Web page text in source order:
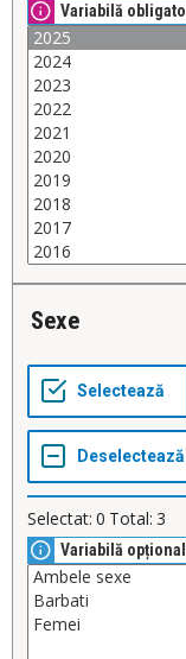
Variabilă
Sexe
Selectat: 0 Total: 3
Variabilă